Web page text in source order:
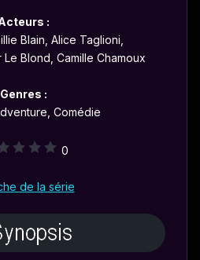
:
Blain, Alice Taglioni,
Blond, Camille Chamoux
Genres :
Comédie
0
de la série